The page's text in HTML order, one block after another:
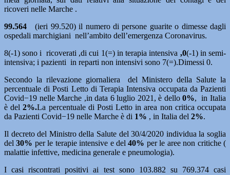
ricoveri nelle Marche .
99.564(ieri 99.520) il numero di persone guarite o dimesse dagli
ospedali marchigiani nell’ambito dell’emergenza Coronavirus.
8(-1) sono i ricoverati ,di cui 1(=) in terapia intensiva ,0(-1) in semi-
intensiva; i pazienti in reparti non intensivi sono 7(=).Dimessi 0.
Secondo la rilevazione giornaliera del Ministero della Salute la
percentuale di Posti Letto di Terapia Intensiva occupata da Pazienti
Covid−19 nelle Marche ,in data 6 luglio 2021, è dello0%, in Italia
è del2%.La percentuale di Posti Letto in area non critica occupata
da Pazienti Covid−19 nelle Marche è di 1% , in Italia del 2%.
Il decreto del Ministro della Salute del 30/4/2020 individua la soglia
del30% per le terapie intensive e del40% per le aree non critiche (
malattie infettive, medicina generale e pneumologia).
I casi riscontrati positivi ai test sono 103.882 su 769.374 casi